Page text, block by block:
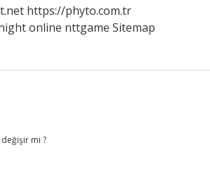
https://phyto.com.tr
online nttgame Sitemap
değişir mi ?